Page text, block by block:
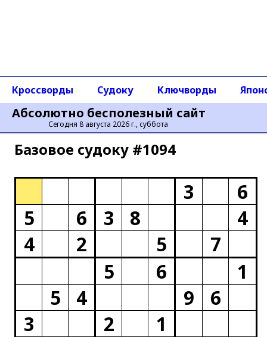
Абсолютно бесполезный сайт
Сегодня 8 августа 2026 г., суббота
Кроссворды Судоку Ключворды
Базовое cудоку #1094
3
6
5
6 3 8
4
4
2 5
7
5
6
1
5
4 9
6
3
2
1